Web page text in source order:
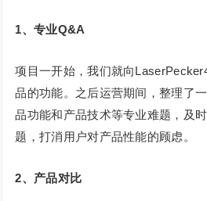
1、专业Q&A
项目一开始，我们就向
品的功能。之后运营期间，整理了
品功能和产品技术等专业难题，及
题，打消用户对产品性能的顾虑。
2、产品对比